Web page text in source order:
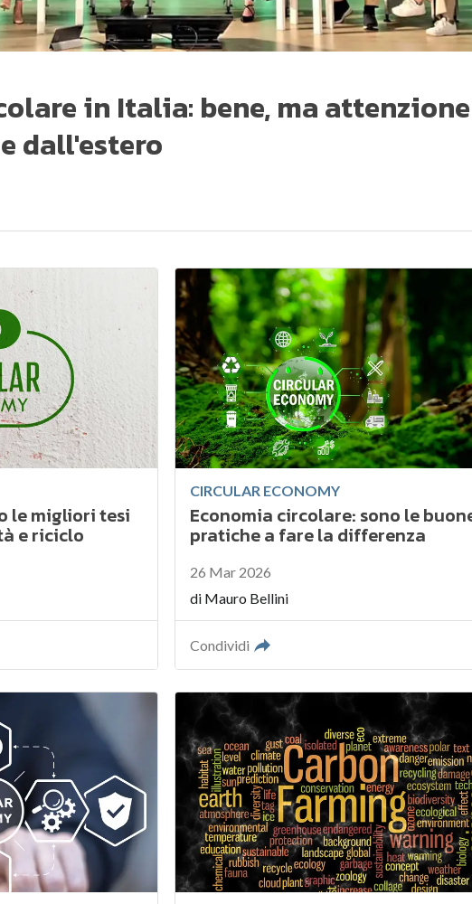
in Italia: bene, ma attenzione
dall'estero
le migliori tesi
e riciclo
CIRCULAR ECONOMY
Economia circolare: sono le
pratiche a fare la differenza
26 Mar 2026
di Mauro Bellini
Condividi